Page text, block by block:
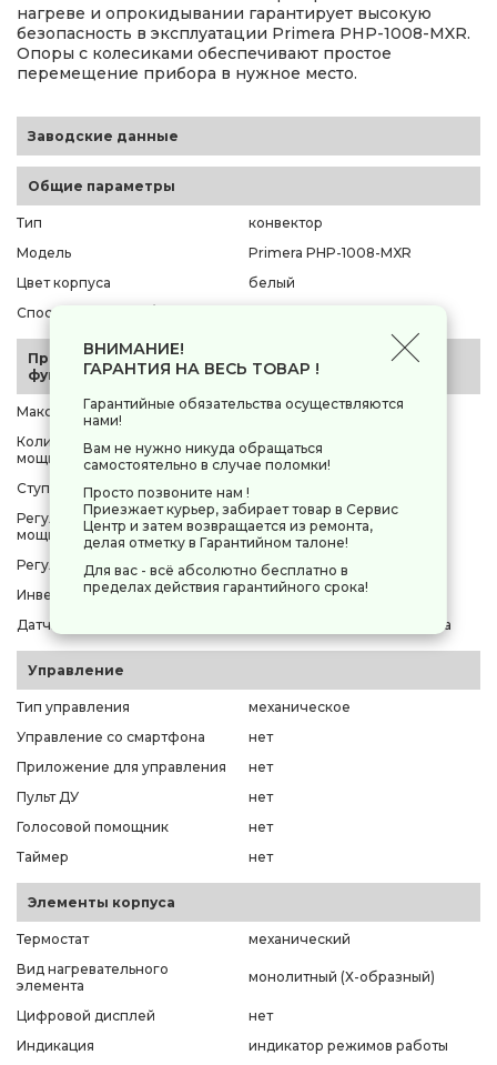
нагреве и опрокидывании гарантирует высокую
безопасность в эксплуатации Primera PHP-1008-MXR.
Опоры с колесиками обеспечивают простое
перемещение прибора в нужное место.
Заводские данные
Общие параметры
Тип
конвектор
Модель
Primera PHP-1008-MXR
Цвет корпуса
белый
Способ установки / крепления
Производительность и
функционал
Максимальная мощность
1000 Вт
Количество уровней
мощности
1 шт
Ступени мощности
Регулировка ступеней
мощности
нет
Регулировка температуры
есть
Инверторная технология
нет
Датчики
датчик защиты от перегрева
Управление
Тип управления
механическое
Управление со смартфона
нет
Приложение для управления
нет
Пульт ДУ
нет
Голосовой помощник
нет
Таймер
нет
Элементы корпуса
Термостат
механический
Вид нагревательного
элемента
монолитный (Х-образный)
Цифровой дисплей
нет
Индикация
индикатор режимов работы
ВНИМАНИЕ!
ГАРАНТИЯ НА ВЕСЬ ТОВАР !
Гарантийные обязательства осуществляются
нами!
Вам не нужно никуда обращаться
самостоятельно в случае поломки!
Просто позвоните нам !
Приезжает курьер, забирает товар в Сервис
Центр и затем возвращается из ремонта,
делая отметку в Гарантийном талоне!
Для вас - всё абсолютно бесплатно в
пределах действия гарантийного срока!